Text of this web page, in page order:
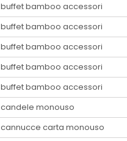
buffet bamboo accessori
buffet bamboo accessori
buffet bamboo accessori
buffet bamboo accessori
buffet bamboo accessori
candele monouso
cannucce carta monouso